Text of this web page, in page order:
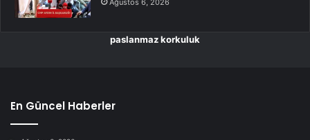
Ağustos 6, 2026
paslanmaz korkuluk
En Güncel Haberler